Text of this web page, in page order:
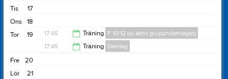
17
Tis
18
Ons
19
Tor 17:45 Träning F 10/12 (ej aktiv grupp=damlaget)
17:45 Träning Damlag
20
Fre
21
Lör